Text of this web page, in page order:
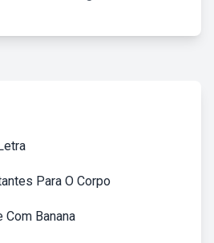
Para O Corpo
Com Banana